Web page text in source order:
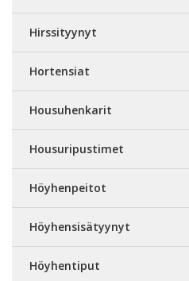
Hirssityynyt
Hortensiat
Housuhenkarit
Housuripustimet
Höyhenpeitot
Höyhensisätyynyt
Höyhentiput